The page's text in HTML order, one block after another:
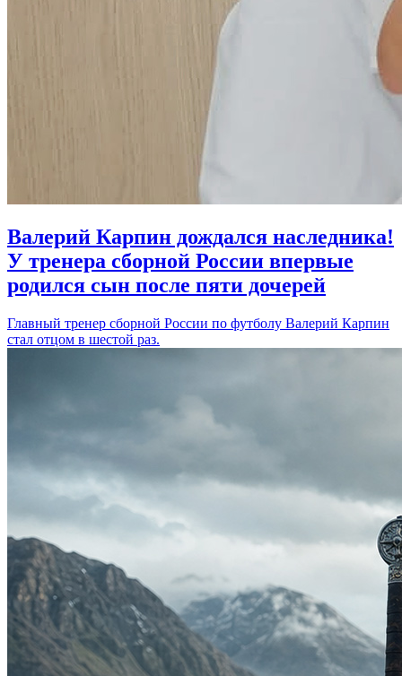
Валерий Карпин дождался наследника!
У тренера сборной России впервые
родился сын после пяти дочерей
Главный тренер сборной России по футболу Валерий Карпин
стал отцом в шестой раз.